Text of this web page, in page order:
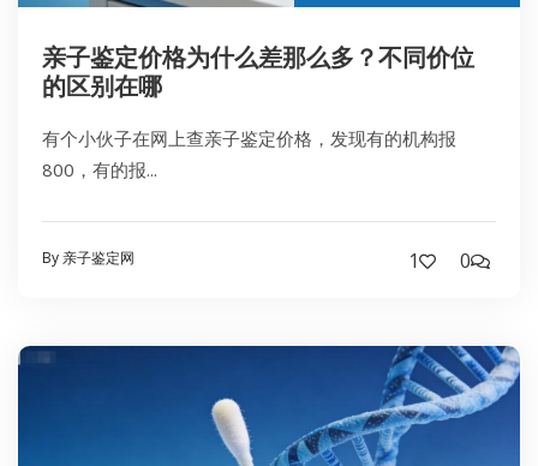
亲子鉴定价格为什么差那么多？不同价位
的区别在哪
有个小伙子在网上查亲子鉴定价格，发现有的机构报
800，有的报...
By 亲子鉴定网 1 0